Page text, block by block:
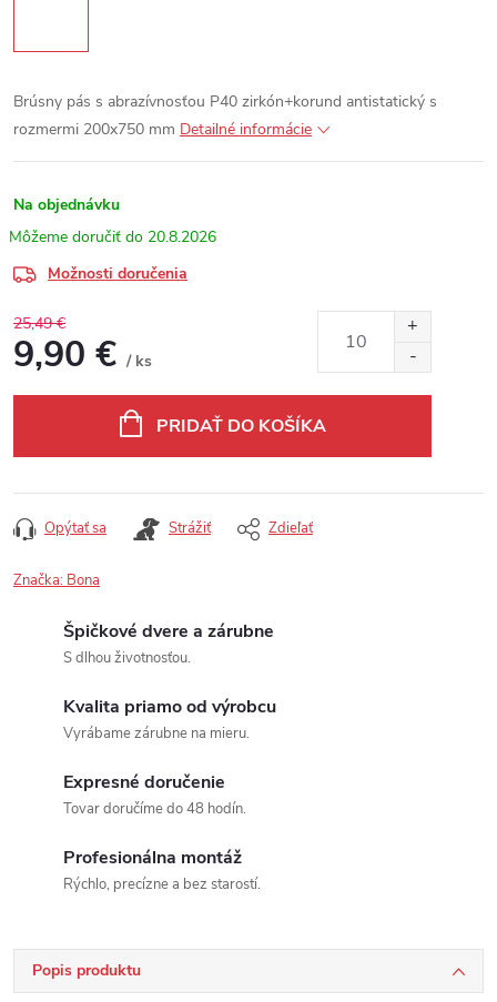
Brúsny pás s abrazívnosťou P40 zirkón+korund antistatický s
rozmermi 200x750 mm Detailné informácie
Na objednávku
20.8.2026
Možnosti doručenia
25,49 €
9,90 € / ks
PRIDAŤ DO KOŠÍKA
Opýtať sa Strážiť Zdieľať
Značka: Bona
Špičkové dvere a zárubne
S dlhou životnosťou.
Kvalita priamo od výrobcu
Vyrábame zárubne na mieru.
Expresné doručenie
Tovar doručíme do 48 hodín.
Profesionálna montáž
Rýchlo, precízne a bez starostí.
Popis produktu